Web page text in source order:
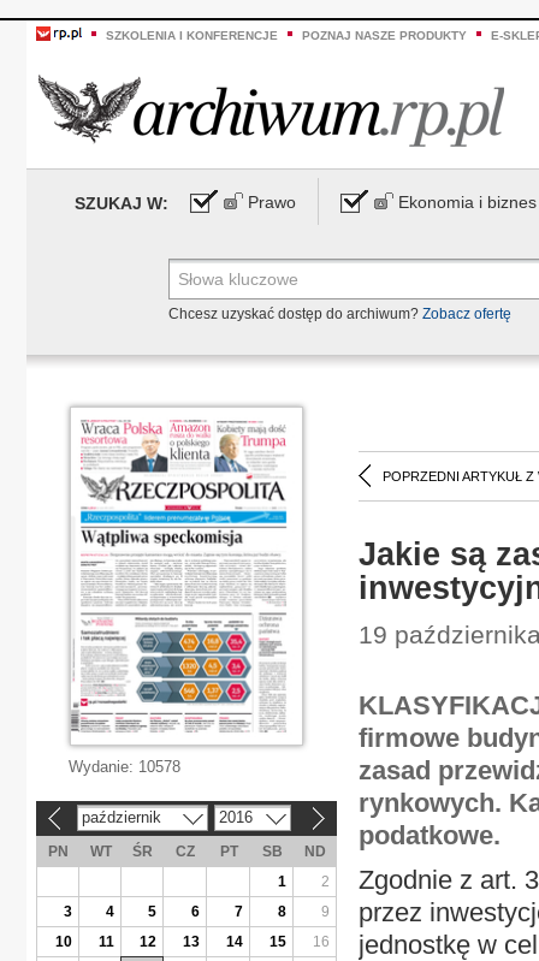
SZKOLENIA I KONFERENCJE POZNAJ NASZE PRODUKTY E-
SZUKAJ W: Prawo Ekonomia i biznes
Chcesz uzyskać dostęp do archiwum? Zobacz ofertę
POPRZEDNI ARTYKUŁ Z
Jakie są
19
firmowe
zasad
rynkowych.
podatkowe.
Zgodnie z art.
przez
jednostkę w
Wydanie: 10578
październik 2016
PN WT ŚR CZ PT SB
ND
1
2
3
4 5 6 7 8
9
10
11 12 13 14 15
16